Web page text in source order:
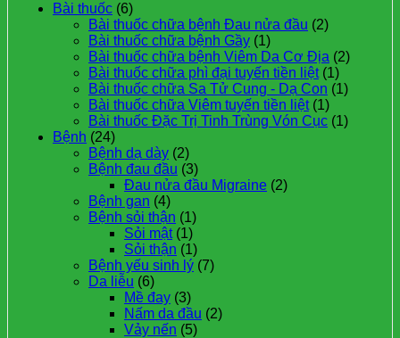
Bài thuốc (6)
Bài thuốc chữa bệnh Đau nửa đầu (2)
Bài thuốc chữa bệnh Gầy (1)
Bài thuốc chữa bệnh Viêm Da Cơ Địa (2)
Bài thuốc chữa phì đại tuyến tiền liệt (1)
Bài thuốc chữa Sa Tử Cung - Dạ Con (1)
Bài thuốc chữa Viêm tuyến tiền liệt (1)
Bài thuốc Đặc Trị Tinh Trùng Vón Cục (1)
Bệnh (24)
Bệnh dạ dày (2)
Bệnh đau đầu (3)
Đau nửa đầu Migraine (2)
Bệnh gan (4)
Bệnh sỏi thận (1)
Sỏi mật (1)
Sỏi thận (1)
Bệnh yếu sinh lý (7)
Da liễu (6)
Mề đay (3)
Nấm da đầu (2)
Vảy nến (5)